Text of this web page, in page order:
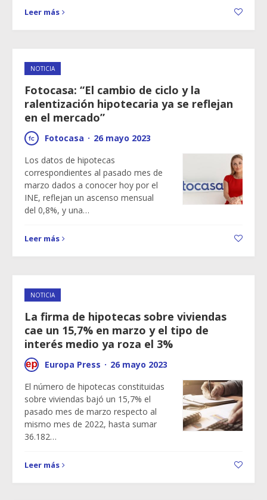
Leer más
NOTICIA
Fotocasa: “El cambio de ciclo y la
ralentización hipotecaria ya se reflejan
en el mercado”
Fotocasa · 26 mayo 2023
Los datos de hipotecas
correspondientes al pasado mes de
marzo dados a conocer hoy por el
INE, reflejan un ascenso mensual
del 0,8%, y una…
Leer más
NOTICIA
La firma de hipotecas sobre viviendas
cae un 15,7% en marzo y el tipo de
interés medio ya roza el 3%
Europa Press · 26 mayo 2023
El número de hipotecas constituidas
sobre viviendas bajó un 15,7% el
pasado mes de marzo respecto al
mismo mes de 2022, hasta sumar
36.182…
Leer más